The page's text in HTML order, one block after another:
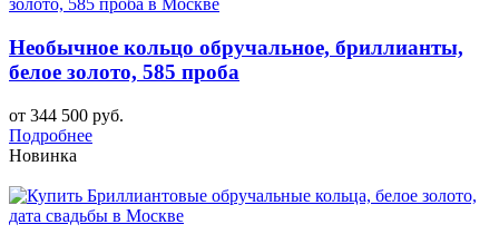
Необычное кольцо обручальное, бриллианты,
белое золото, 585 проба
от 344 500 руб.
Подробнее
Новинка